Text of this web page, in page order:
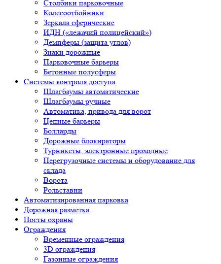
Столбики парковочные
Колесоотбойники
Зеркала сферические
ИДН («лежачий полицейский»)
Демпферы (защита углов)
Знаки дорожные
Парковочные барьеры
Бетонные полусферы
Системы контроля доступа
Шлагбаумы автоматические
Шлагбаумы ручные
Автоматика, привода для ворот
Цепные барьеры
Болларды
Дорожные блокираторы
Турникеты, электронные проходные
Перегрузочные системы и оборудование для
склада
Ворота
Рольставни
Автоматизированная парковка
Дорожная разметка
Посты охраны
Ограждения
Временные ограждения
3D ограждения
Газонные ограждения